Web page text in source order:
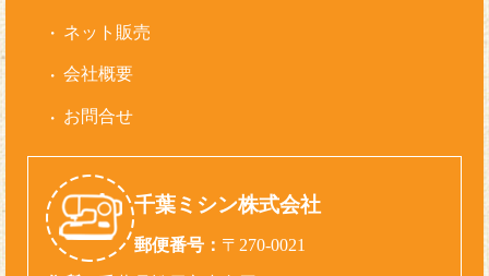
ネット販売
会社概要
お問合せ
千葉ミシン株式会社
郵便番号： 〒270-0021